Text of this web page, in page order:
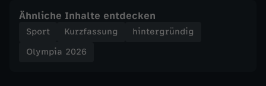
a
n
Ähnliche Inhalte entdecken
Sport Kurzfassung
hintergründig
Olympia 2026